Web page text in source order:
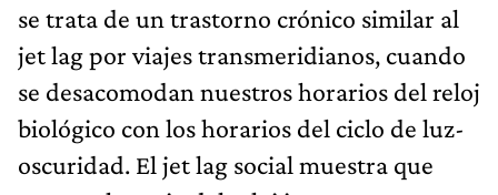
se trata de un trastorno crónico similar al
jet lag por viajes transmeridianos, cuando
se desacomodan nuestros horarios del reloj
biológico con los horarios del ciclo de luz-
oscuridad. El jet lag social muestra que